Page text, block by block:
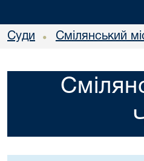
Суди • Смілянський